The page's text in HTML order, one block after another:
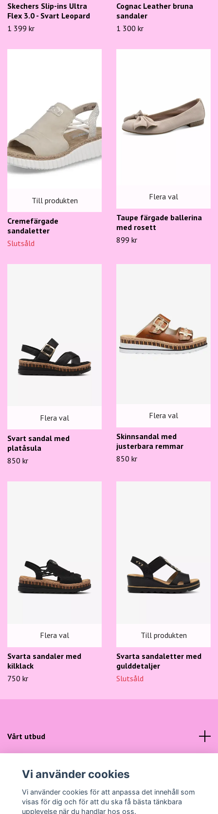
Skechers Slip-ins Ultra
Flex 3.0 - Svart Leopard
1 399 kr
Cognac Leather bruna
sandaler
1 300 kr
Till produkten
Cremefärgade
sandaletter
Slutsåld
Flera val
Taupe färgade ballerina
med rosett
899 kr
Flera val
Svart sandal med
platåsula
850 kr
Flera val
Skinnsandal med
justerbara remmar
850 kr
Flera val
Svarta sandaler med
kilklack
750 kr
Till produkten
Svarta sandaletter med
gulddetaljer
Slutsåld
Vårt utbud
Sociala medier
Vi använder cookies
Vi använder cookies för att anpassa det innehåll som
visas för dig och för att du ska få bästa tänkbara
upplevelse när du handlar hos oss.